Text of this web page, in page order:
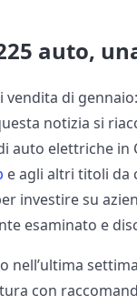
auto,
di
notizia si
elettriche
e agli altri titoli da
investire su
esaminato e
nell’ultima
con